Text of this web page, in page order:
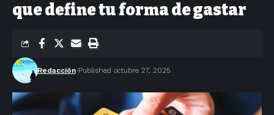
que define tu forma de gastar
Redacción Published octubre 27, 2025